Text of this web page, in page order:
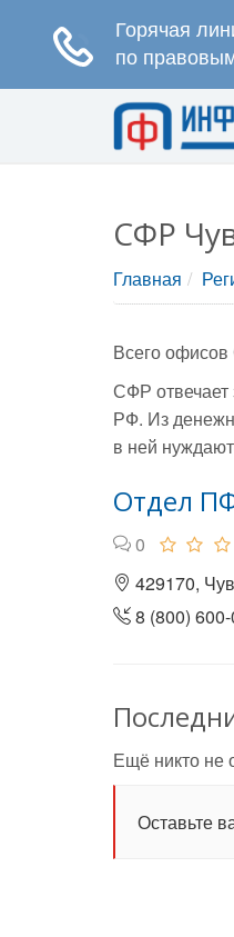
СФР
Главная
Всего
СФР отвечает
РФ. Из
в ней
Отдел
0
429170,
8 (800)
Ещё никто не
Оставьте